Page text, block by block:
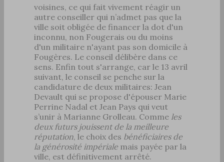
voisines, ce qui fait vivement réagir un
autre conseiller qui n’admet pas que la
ville soit obligée de financer la dot d'un
inconnu, non Fougerais ou du moins
d'un militaire n'ayant pas son domicile à
Fougères. Le conseil délibère dans ce
sens. Enfin tout s'arrange, car le 13 avril
suivant, le conseil se penche sur la
candidature de deux militaires: Jean
Devault qui se propose d'épouser Marie
Perrine Nadal et Jean Pays qui veut
s’unir à Marianne Grolleau. Comme les
deux futurs jouissent de la meilleure
réputation, le choix des bénéficiaires de
la générosité impériale mais payée par la
ville, est définitivement arrêté.